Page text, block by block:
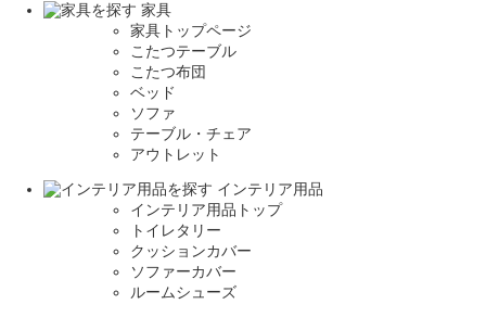
家具
家具トップページ
こたつテーブル
こたつ布団
ベッド
ソファ
テーブル・チェア
アウトレット
インテリア用品
インテリア用品トップ
トイレタリー
クッションカバー
ソファーカバー
ルームシューズ